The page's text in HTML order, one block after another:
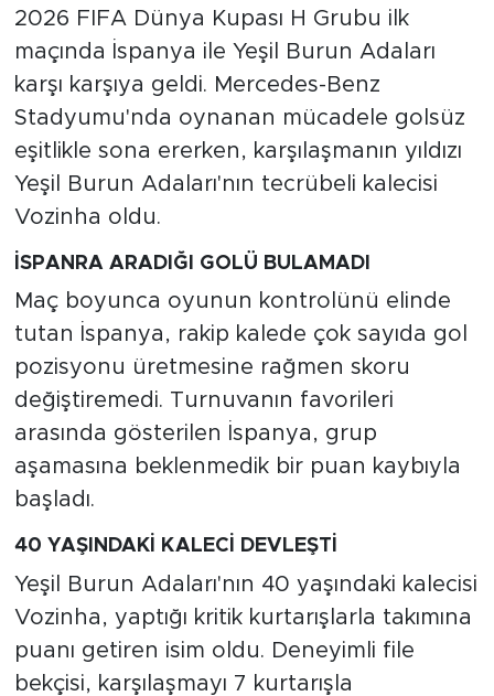
2026 FIFA Dünya Kupası H Grubu ilk
maçında İspanya ile Yeşil Burun Adaları
karşı karşıya geldi. Mercedes-Benz
Stadyumu'nda oynanan mücadele golsüz
eşitlikle sona ererken, karşılaşmanın yıldızı
Yeşil Burun Adaları'nın tecrübeli kalecisi
Vozinha oldu.
İSPANRA ARADIĞI GOLÜ BULAMADI
Maç boyunca oyunun kontrolünü elinde
tutan İspanya, rakip kalede çok sayıda gol
pozisyonu üretmesine rağmen skoru
değiştiremedi. Turnuvanın favorileri
arasında gösterilen İspanya, grup
aşamasına beklenmedik bir puan kaybıyla
başladı.
40 YAŞINDAKİ KALECİ DEVLEŞTİ
Yeşil Burun Adaları'nın 40 yaşındaki kalecisi
Vozinha, yaptığı kritik kurtarışlarla takımına
puanı getiren isim oldu. Deneyimli file
bekçisi, karşılaşmayı 7 kurtarışla